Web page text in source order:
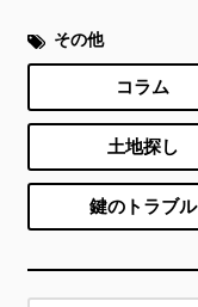
その他
コラム
土地探し
鍵のトラブル